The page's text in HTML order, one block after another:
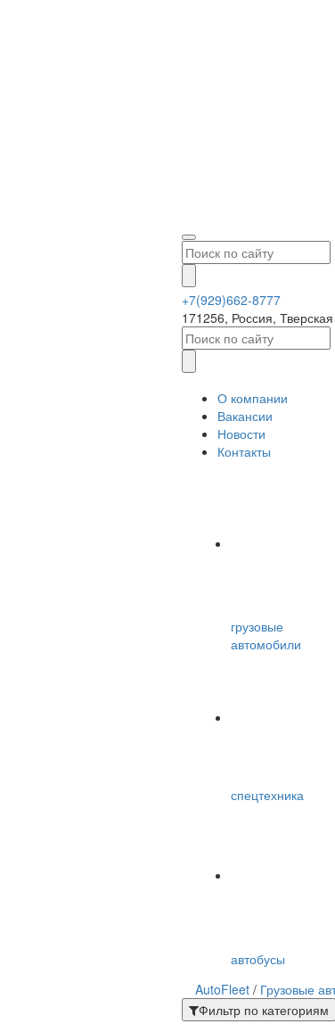
+7(929)662-8777
171256, Россия,
О компании
Вакансии
Новости
Контакты
грузовые
автомобили
спецтехника
автобусы
AutoFleet / Грузовые
Фильтр по категориям